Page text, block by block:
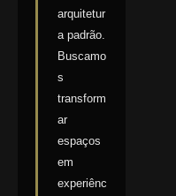
arquitetur
a padrão.
Buscamo
s
transform
ar
espaços
em
experiênc